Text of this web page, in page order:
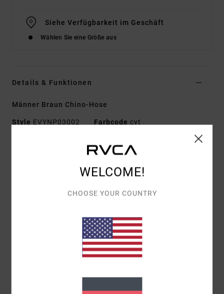
Siehe Verfügbarkeit im Geschäft
Wählen Sie eine Größe aus
Details & Funktionen
Männer Braun Chino-Hose
Style EVYNP03002 Farbcode cyt
Twill-Stoff Aus 100 % Baumwolle
Relaxt
Verschluss/Bund:Reißverschluss Mit RVCA-
Innenbeinlänge:30" / 76.2 cm
18" / 45.7 cm
Schräge Vordertaschen Mit Eingefasster
WELCOME!
CHOOSE YOUR COUNTRY